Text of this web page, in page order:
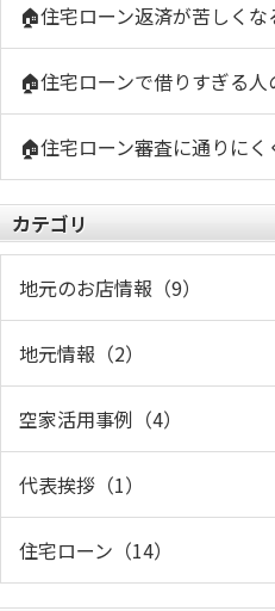
🏠住宅ローン返済が苦しく
🏠住宅ローンで借りすぎる
🏠住宅ローン審査に通りに
カテゴリ
地元のお店情報（9）
地元情報（2）
空家活用事例（4）
代表挨拶（1）
住宅ローン（14）